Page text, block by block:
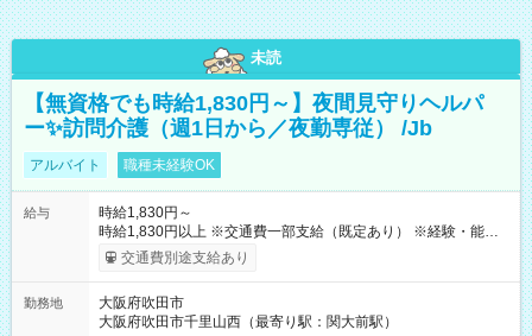
未読
【無資格でも時給1,830円～】夜間見守りヘルパ
ー✨訪問介護（週1日から／夜勤専従） /Jb
アルバイト 職種未経験OK
給与
時給1,830円～
時給1,830円以上 ※交通費一部支給（既定あり） ※経験・能力を
考慮して決定します 【収入例】 週1回勤務の場合：1,830円×8時
間×4回=5万8,560円 週3回勤務の場合：1,830円×8時間×12回
月 ※ 雇用形態と給与に、本採用時と異なる部分があります。 雇
用形態：本採用時と同じです。 給与：時給 1,610円以上
交通費別途支給あり
勤務地
大阪府吹田市
大阪府吹田市千里山西（最寄り駅：関大前駅）